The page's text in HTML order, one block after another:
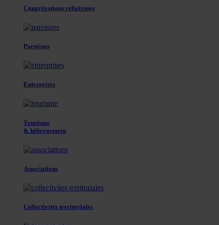
Congrégations religieuses
Paroisses
Entreprises
Tourisme
& hébergement
Associations
Collectivités territoriales